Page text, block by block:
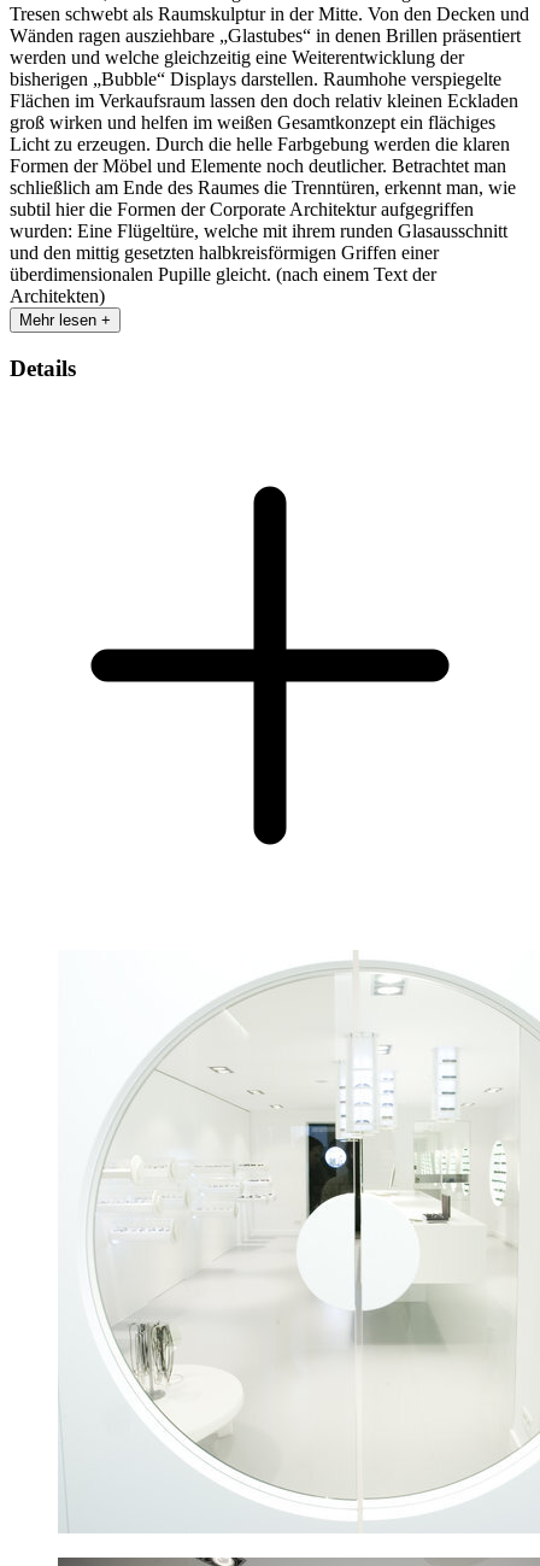
Tresen schwebt als Raumskulptur in der Mitte. Von den Decken und
Wänden ragen ausziehbare „Glastubes“ in denen Brillen präsentiert
werden und welche gleichzeitig eine Weiterentwicklung der
bisherigen „Bubble“ Displays darstellen. Raumhohe verspiegelte
Flächen im Verkaufsraum lassen den doch relativ kleinen Eckladen
groß wirken und helfen im weißen Gesamtkonzept ein flächiges
Licht zu erzeugen. Durch die helle Farbgebung werden die klaren
Formen der Möbel und Elemente noch deutlicher. Betrachtet man
schließlich am Ende des Raumes die Trenntüren, erkennt man, wie
subtil hier die Formen der Corporate Architektur aufgegriffen
wurden: Eine Flügeltüre, welche mit ihrem runden Glasausschnitt
und den mittig gesetzten halbkreisförmigen Griffen einer
überdimensionalen Pupille gleicht. (nach einem Text der
Architekten)
Mehr lesen +
Details